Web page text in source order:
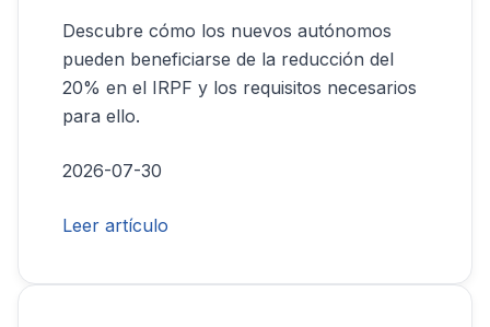
Descubre cómo los nuevos autónomos
pueden beneficiarse de la reducción del
20% en el IRPF y los requisitos necesarios
para ello.
2026-07-30
Leer artículo